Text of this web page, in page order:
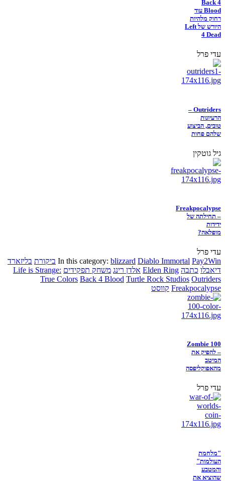
Back 4
Blood עוד
רחוק מלהיות
היורש של Left
4 Dead
עדי פרל
Outriders –
הרעיונות
טובים, הביצוע
שלהם פחות
גיל גוטקין
Freakpocalypse
– תחילתה של
ידידות
מופלאה?
עדי פרל
In this category: blizzard Diablo Immortal Pay2Win ביקורת בליזארד
דיאבלו כתבה Elden Ring אלדן רינג משחק תפקידים Life is Strange:
True Colors Back 4 Blood Turtle Rock Studios Outriders
Freakpocalypse קווסט
Zombie 100
– להפיק את
המיטב
מהאפוקליפסה
עדי פרל
"מלחמת
העולמות"
והמטבע
שהוציא את